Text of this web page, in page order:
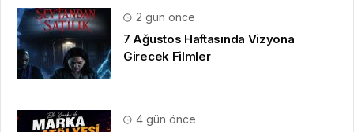
2 gün önce
7 Ağustos Haftasında Vizyona
Girecek Filmler
4 gün önce